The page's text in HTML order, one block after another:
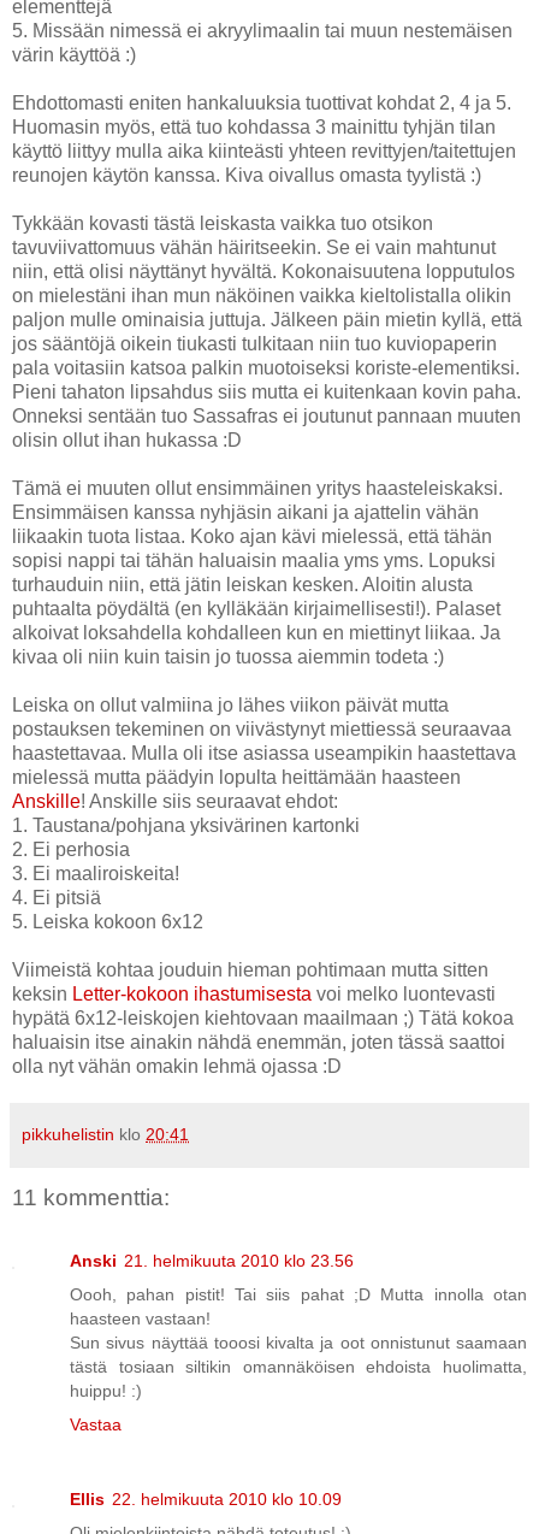
elementtejä
5. Missään nimessä ei akryylimaalin tai muun nestemäisen
värin käyttöä :)
Ehdottomasti eniten hankaluuksia tuottivat kohdat 2, 4 ja 5.
Huomasin myös, että tuo kohdassa 3 mainittu tyhjän tilan
käyttö liittyy mulla aika kiinteästi yhteen revittyjen/taitettujen
reunojen käytön kanssa. Kiva oivallus omasta tyylistä :)
Tykkään kovasti tästä leiskasta vaikka tuo otsikon
tavuviivattomuus vähän häiritseekin. Se ei vain mahtunut
niin, että olisi näyttänyt hyvältä. Kokonaisuutena lopputulos
on mielestäni ihan mun näköinen vaikka kieltolistalla olikin
paljon mulle ominaisia juttuja. Jälkeen päin mietin kyllä, että
jos sääntöjä oikein tiukasti tulkitaan niin tuo kuviopaperin
pala voitasiin katsoa palkin muotoiseksi koriste-elementiksi.
Pieni tahaton lipsahdus siis mutta ei kuitenkaan kovin paha.
Onneksi sentään tuo Sassafras ei joutunut pannaan muuten
olisin ollut ihan hukassa :D
Tämä ei muuten ollut ensimmäinen yritys haasteleiskaksi.
Ensimmäisen kanssa nyhjäsin aikani ja ajattelin vähän
liikaakin tuota listaa. Koko ajan kävi mielessä, että tähän
sopisi nappi tai tähän haluaisin maalia yms yms. Lopuksi
turhauduin niin, että jätin leiskan kesken. Aloitin alusta
puhtaalta pöydältä (en kylläkään kirjaimellisesti!). Palaset
alkoivat loksahdella kohdalleen kun en miettinyt liikaa. Ja
kivaa oli niin kuin taisin jo tuossa aiemmin todeta :)
Leiska on ollut valmiina jo lähes viikon päivät mutta
postauksen tekeminen on viivästynyt miettiessä seuraavaa
haastettavaa. Mulla oli itse asiassa useampikin haastettava
mielessä mutta päädyin lopulta heittämään haasteen
Anskille! Anskille siis seuraavat ehdot:
1. Taustana/pohjana yksivärinen kartonki
2. Ei perhosia
3. Ei maaliroiskeita!
4. Ei pitsiä
5. Leiska kokoon 6x12
Viimeistä kohtaa jouduin hieman pohtimaan mutta sitten
keksin Letter-kokoon ihastumisesta voi melko luontevasti
hypätä 6x12-leiskojen kiehtovaan maailmaan ;) Tätä kokoa
haluaisin itse ainakin nähdä enemmän, joten tässä saattoi
olla nyt vähän omakin lehmä ojassa :D
pikkuhelistin klo 20:41
11 kommenttia:
Anski 21. helmikuuta 2010 klo 23.56
Oooh, pahan pistit! Tai siis pahat ;D Mutta innolla otan
haasteen vastaan!
Sun sivus näyttää tooosi kivalta ja oot onnistunut saamaan
tästä tosiaan siltikin omannäköisen ehdoista huolimatta,
huippu! :)
Vastaa
Ellis 22. helmikuuta 2010 klo 10.09